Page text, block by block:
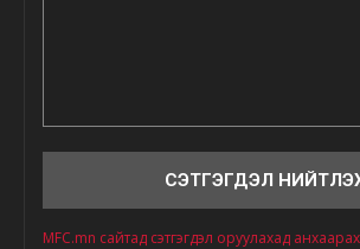
MFC.mn сайтад сэтгэгдэл оруулахад анхаарах